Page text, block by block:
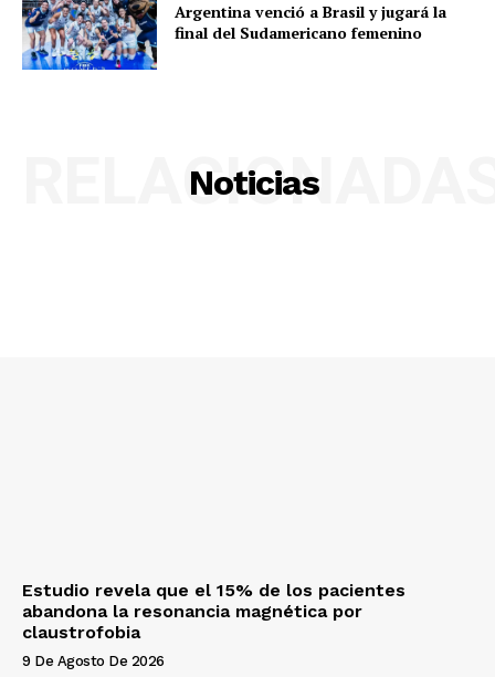
Argentina venció a Brasil y jugará la
final del Sudamericano femenino
Noticias
Estudio revela que el 15% de los pacientes
abandona la resonancia magnética por
claustrofobia
9 De Agosto De 2026